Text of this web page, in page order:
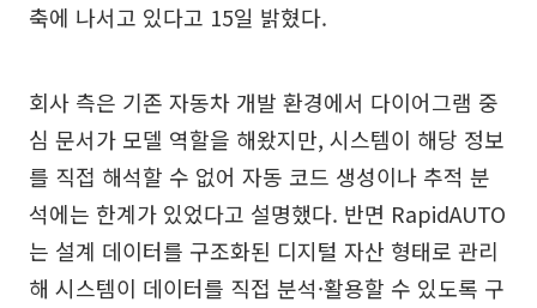
축에 나서고 있다고 15일 밝혔다.
회사 측은 기존 자동차 개발 환경에서 다이어그램 중
심 문서가 모델 역할을 해왔지만, 시스템이 해당 정보
를 직접 해석할 수 없어 자동 코드 생성이나 추적 분
석에는 한계가 있었다고 설명했다. 반면 RapidAUTO
는 설계 데이터를 구조화된 디지털 자산 형태로 관리
해 시스템이 데이터를 직접 분석·활용할 수 있도록 구